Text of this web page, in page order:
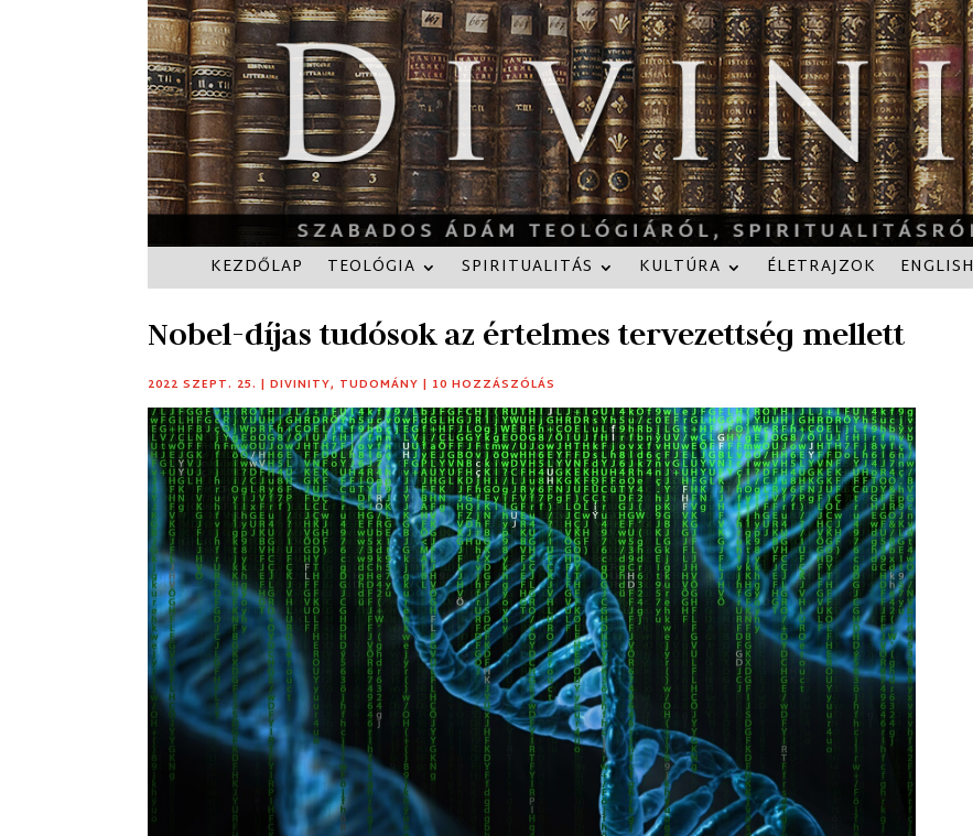
KEZDŐLAP TEOLÓGIA SPIRITUALITÁS KULTÚRA ÉLETRAJZOK ENGLISH
Nobel-díjas tudósok az értelmes tervezettség mellett
2022 SZEPT. 25. |DIVINITY, TUDOMÁNY | 10 HOZZÁSZÓLÁS